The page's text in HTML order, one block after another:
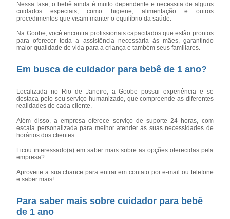
Nessa fase, o bebê ainda é muito dependente e necessita de alguns
cuidados especiais, como higiene, alimentação e outros
procedimentos que visam manter o equilíbrio da saúde.
Na Goobe, você encontra profissionais capacitados que estão prontos
para oferecer toda a assistência necessária às mães, garantindo
maior qualidade de vida para a criança e também seus familiares.
Em busca de cuidador para bebê de 1 ano?
Localizada no Rio de Janeiro, a Goobe possui experiência e se
destaca pelo seu serviço humanizado, que compreende as diferentes
realidades de cada cliente.
Além disso, a empresa oferece serviço de suporte 24 horas, com
escala personalizada para melhor atender às suas necessidades de
horários dos clientes.
Ficou interessado(a) em saber mais sobre as opções oferecidas pela
empresa?
Aproveite a sua chance para entrar em contato por e-mail ou telefone
e saber mais!
Para saber mais sobre cuidador para bebê
de 1 ano